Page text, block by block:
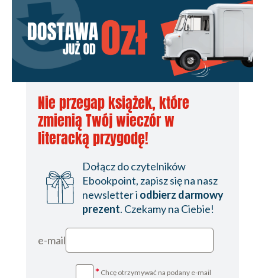
Nie przegap książek, które
zmienią Twój wieczór w
literacką przygodę!
Dołącz do czytelników
Ebookpoint, zapisz się na nasz
newsletter i odbierz darmowy
prezent. Czekamy na Ciebie!
e-mail
* Chcę otrzymywać na podany e-mail